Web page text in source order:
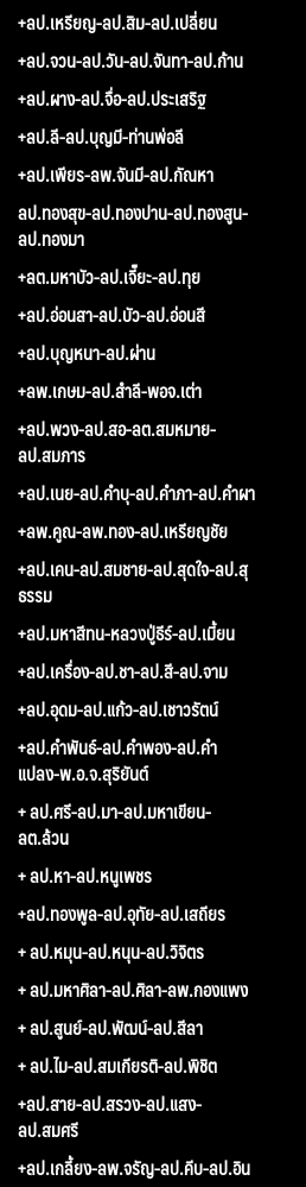
+ลป.เหรียญ-ลป.สิม-ลป.เปลี่ยน
+ลป.จวน-ลป.วัน-ลป.จันทา-ลป.ก้าน
+ลป.ผาง-ลป.จื่อ-ลป.ประเสริฐ
+ลป.ลี-ลป.บุญมี-ท่านพ่อลี
+ลป.เพียร-ลพ.จันมี-ลป.กัณหา
ลป.ทองสุข-ลป.ทองปาน-ลป.ทองสูน-
ลป.ทองมา
+ลต.มหาบัว-ลป.เจี๊ยะ-ลป.ทุย
+ลป.อ่อนสา-ลป.บัว-ลป.อ่อนสี
+ลป.บุญหนา-ลป.ผ่าน
+ลพ.เกษม-ลป.สำลี-พอจ.เต่า
+ลป.พวง-ลป.สอ-ลต.สมหมาย-
ลป.สมภาร
+ลป.เนย-ลป.คำบุ-ลป.คำภา-ลป.คำผา
+ลพ.คูณ-ลพ.ทอง-ลป.เหรียญชัย
+ลป.เคน-ลป.สมชาย-ลป.สุดใจ-ลป.สุ
ธรรม
+ลป.มหาสีทน-หลวงปู่ธีร์-ลป.เมี้ยน
+ลป.เครื่อง-ลป.ชา-ลป.สี-ลป.จาม
+ลป.อุดม-ลป.แก้ว-ลป.เชาวรัตน์
+ลป.คำพันธ์-ลป.คำพอง-ลป.คำ
แปลง-พ.อ.จ.สุริยันต์
+ ลป.ศรี-ลป.มา-ลป.มหาเขียน-
ลต.ล้วน
+ ลป.หา-ลป.หนูเพชร
+ลป.ทองพูล-ลป.อุทัย-ลป.เสถียร
+ ลป.หมุน-ลป.หนุน-ลป.วิจิตร
+ ลป.มหาศิลา-ลป.ศิลา-ลพ.กองแพง
+ ลป.สูนย์-ลป.พัฒน์-ลป.สีลา
+ ลป.ไม-ลป.สมเกียรติ-ลป.พิชิต
+ลป.สาย-ลป.สรวง-ลป.แสง-
ลป.สมศรี
+ลป.เกลี้ยง-ลพ.จรัญ-ลป.คีบ-ลป.อิน